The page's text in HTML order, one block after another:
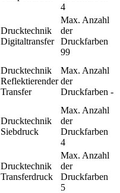
4
Drucktechnik
Digitaltransfer
Max. Anzahl
der
Druckfarben
99
Drucktechnik
Reflektierender
Transfer
Max. Anzahl
der
Druckfarben -
Drucktechnik
Siebdruck
Max. Anzahl
der
Druckfarben
4
Drucktechnik
Transferdruck
Max. Anzahl
der
Druckfarben
5